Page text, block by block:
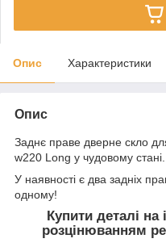
Опис Характеристики
Опис
Заднє праве дверне скло
w220 Long у чудовому стані.
У наявності є два задніх
одному!
Купити деталі на
розцінюванням